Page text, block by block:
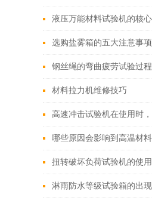
选购盐雾箱的五大注意事项
钢丝绳的弯曲疲劳试验过程
材料拉力机维修技巧